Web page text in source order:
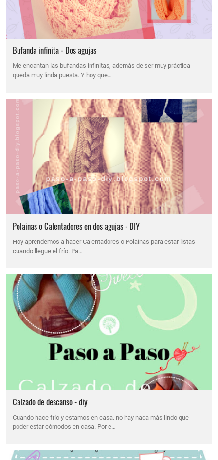
Bufanda infinita - Dos agujas
Me encantan las bufandas infinitas, además de ser muy práctica
queda muy linda puesta. Y hoy que…
Polainas o Calentadores en dos agujas - DIY
Hoy aprendemos a hacer Calentadores o Polainas para estar listas
cuando llegue el frío. Pa…
Calzado de descanso - diy
Cuando hace frío y estamos en casa, no hay nada más lindo que
poder estar cómodos en casa. Por e…